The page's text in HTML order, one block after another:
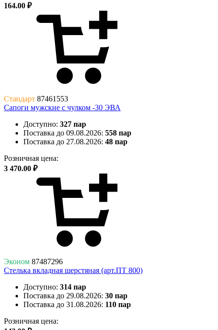
164.00 ₽
Стандарт 87461553
Сапоги мужские с чулком -30 ЭВА
Доступно: 327 пар
Поставка до 09.08.2026: 558 пар
Поставка до 27.08.2026: 48 пар
Розничная цена:
3 470.00 ₽
Эконом 87487296
Стелька вкладная шерстяная (арт.ПТ 800)
Доступно: 314 пар
Поставка до 29.08.2026: 30 пар
Поставка до 31.08.2026: 110 пар
Розничная цена: